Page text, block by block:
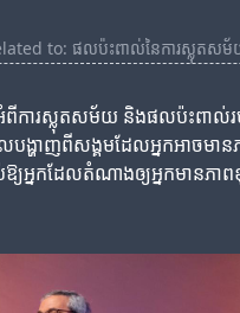
to: ផលប៉ះពាល់នៃការស្លុតសម័
ការស្លុតសម័យ និងផលប៉ះពាល់រប
បង្ហាញពីសង្គមដែលអ្នកអាចមាន
យអ្នកដែលតំណាងឲ្យអ្នកមានភាព